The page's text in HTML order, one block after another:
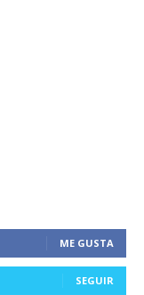
ME GUSTA
SEGUIR